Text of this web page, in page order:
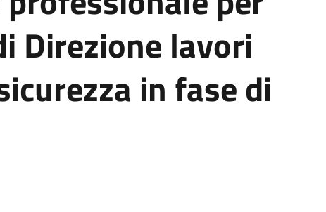
Direzione lavori
in fase di